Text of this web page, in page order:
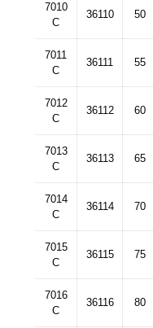
7010
C
36110 50
7011
C
36111 55
7012
C
36112 60
7013
C
36113 65
7014
C
36114 70
7015
C
36115 75
7016
C
36116 80